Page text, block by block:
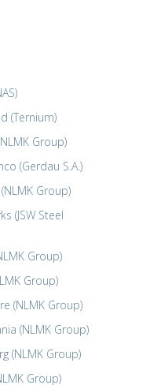
(Ternium)
Group)
(Gerdau S.A.)
Group)
(JSW Steel
Group)
Group)
(NLMK Group)
(NLMK Group)
(NLMK Group)
Group)